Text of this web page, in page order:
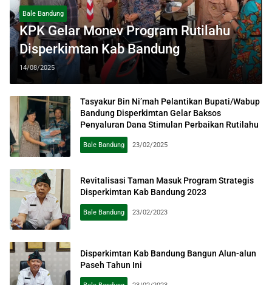
Bale Bandung
KPK Gelar Monev Program Rutilahu
Disperkimtan Kab Bandung
14/08/2025
Tasyakur Bin Ni’mah Pelantikan Bupati/Wabup
Bandung Disperkimtan Gelar Baksos
Penyaluran Dana Stimulan Perbaikan Rutilahu
Bale Bandung 23/02/2025
Revitalisasi Taman Masuk Program Strategis
Disperkimtan Kab Bandung 2023
Bale Bandung 23/02/2023
Disperkimtan Kab Bandung Bangun Alun-alun
Paseh Tahun Ini